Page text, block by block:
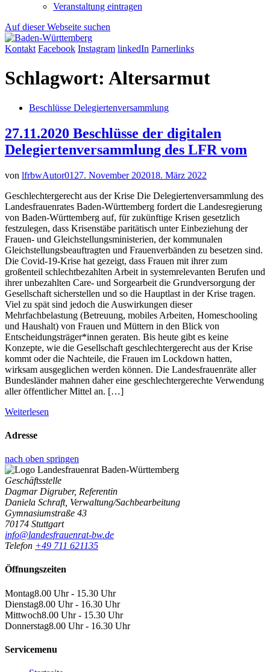
Veranstaltung eintragen
Auf dieser Webseite suchen
Kontakt Facebook Instagram linkedIn Parnerlinks
Schlagwort: Altersarmut
Beschlüsse Delegiertenversammlung
27.11.2020 Beschlüsse der digitalen
Delegiertenversammlung des LFR vom
von lfrbwAutor01 27. November 202018. März 2022
Geschlechtergerecht aus der Krise Die Delegiertenversammlung des
Landesfrauenrates Baden-Württemberg fordert die Landesregierung
von Baden-Württemberg auf, für zukünftige Krisen gesetzlich
festzulegen, dass Krisenstäbe paritätisch unter Einbeziehung der
Frauen- und Gleichstellungsministerien, der kommunalen
Gleichstellungsbeauftragten und Frauenverbänden zu besetzen sind.
Die Covid-19-Krise hat gezeigt, dass Frauen mit ihrer zum
großenteil schlechtbezahlten Arbeit in systemrelevanten Berufen und
ihrer unbezahlten Care- und Sorgearbeit die Grundversorgung der
Gesellschaft sicherstellen und so die Hauptlast in der Krise tragen.
Viel zu spät sind jedoch die Auswirkungen dieser
Mehrfachbelastung (Betreuung, mobiles Arbeiten, Homeschooling
und Haushalt) von Frauen und Müttern in den Blick von
Entscheidungsträger*innen geraten. Bis heute gibt es keine
Konzepte, wie die Gesellschaft geschlechtergerecht aus der Krise
kommt oder die Nachteile, die Frauen im Lockdown hatten,
wirksam ausgeglichen werden können. Die Landesfrauenräte aller
Bundesländer mahnen daher eine geschlechtergerechte Verwendung
aller öffentlicher Mittel an. […]
Weiterlesen
Adresse
nach oben springen
Geschäftsstelle
Dagmar Digruber, Referentin
Daniela Schraft, Verwaltung/Sachbearbeitung
Gymnasiumstraße 43
70174 Stuttgart
info@landesfrauenrat-bw.de
Telefon +49 711 621135
Öffnungszeiten
Montag8.00 Uhr - 15.30 Uhr
Dienstag8.00 Uhr - 16.30 Uhr
Mittwoch8.00 Uhr - 15.30 Uhr
Donnerstag8.00 Uhr - 16.30 Uhr
Servicemenu